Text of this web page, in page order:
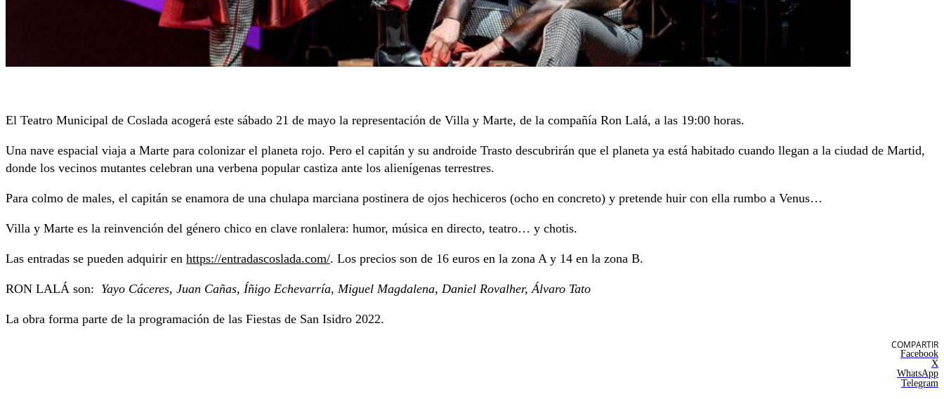
El Teatro Municipal de Coslada acogerá este sábado 21 de mayo la representación de Villa y Marte, de la compañía Ron Lalá, a las 19:00 horas.
Una nave espacial viaja a Marte para colonizar el planeta rojo. Pero el capitán y su androide Trasto descubrirán que el planeta ya está habitado cuando llegan a la ciudad de Martid,
donde los vecinos mutantes celebran una verbena popular castiza ante los alienígenas terrestres.
Para colmo de males, el capitán se enamora de una chulapa marciana postinera de ojos hechiceros (ocho en concreto) y pretende huir con ella rumbo a Venus…
Villa y Marte es la reinvención del género chico en clave ronlalera: humor, música en directo, teatro… y chotis.
Las entradas se pueden adquirir en https://entradascoslada.com/. Los precios son de 16 euros en la zona A y 14 en la zona B.
RON LALÁ son: Yayo Cáceres, Juan Cañas, Íñigo Echevarría, Miguel Magdalena, Daniel Rovalher, Álvaro Tato
La obra forma parte de la programación de las Fiestas de San Isidro 2022.
COMPARTIR
Facebook
X
WhatsApp
Telegram